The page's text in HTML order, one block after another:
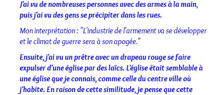
J'ai vu de nombreuses personnes avec des armes à la main,
puis j'ai vu des gens se précipiter dans les rues.
Mon interprétation : "L'industrie de l'armement va se développer
et le climat de guerre sera à son apogée."
Ensuite, j'ai vu un prêtre avec un drapeau rouge se faire
expulser d'une église par des laïcs. L'église était semblable à
une église que je connais, comme celle du centre ville où
j'habite. En raison de cette similitude, je pense que cette